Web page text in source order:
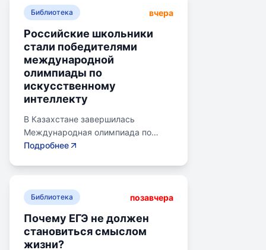
Библиотека вчера
Российские школьники
стали победителями
международной
олимпиады по
искусственному
интеллекту
В Казахстане завершилась
Международная олимпиада по
искусственному интеллекту.
бронзовую медаль. Олимпиада
стран, заняв второе место по числу
участников. Награды получили
Подробнее
Библиотека позавчера
Почему ЕГЭ не должен
становиться смыслом
жизни?